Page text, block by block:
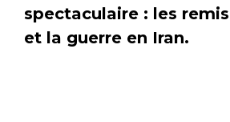
spectaculaire : les
et la guerre en Iran.